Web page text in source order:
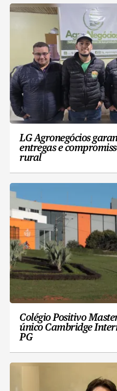
LG Agronegócios
entregas e
rural
Colégio Positivo
único Cambridge
PG